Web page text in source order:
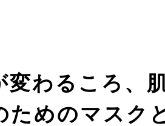
変わるころ、
ためのマスク